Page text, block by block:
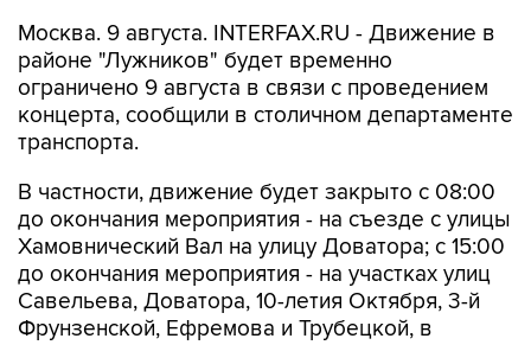
Москва. 9 августа. INTERFAX.RU - Движение в
районе "Лужников" будет временно
ограничено 9 августа в связи с проведением
концерта, сообщили в столичном департаменте
транспорта.
В частности, движение будет закрыто с 08:00
до окончания мероприятия - на съезде с улицы
Хамовнический Вал на улицу Доватора; с 15:00
до окончания мероприятия - на участках улиц
Савельева, Доватора, 10-летия Октября, 3-й
Фрунзенской, Ефремова и Трубецкой, в